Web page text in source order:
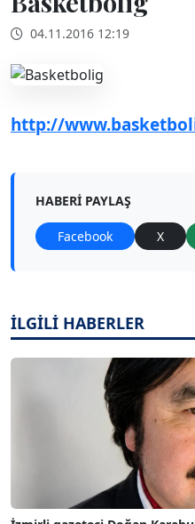
04.11.2016 12:19
http://
HABERI PAYLAŞ
Facebook X
İLGİLİ HABERLER